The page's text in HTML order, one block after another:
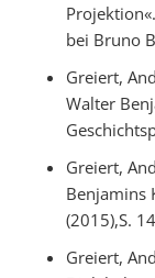
bei Bruno
Greiert,
Walter
Greiert,
Benjamins
(2015),S.
Greiert,